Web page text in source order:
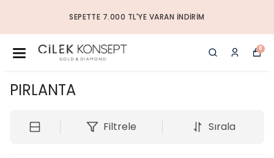
SEPETTE 7.000 TL'YE VARAN İNDIRIM
0
PIRLANTA
Filtrele Sırala